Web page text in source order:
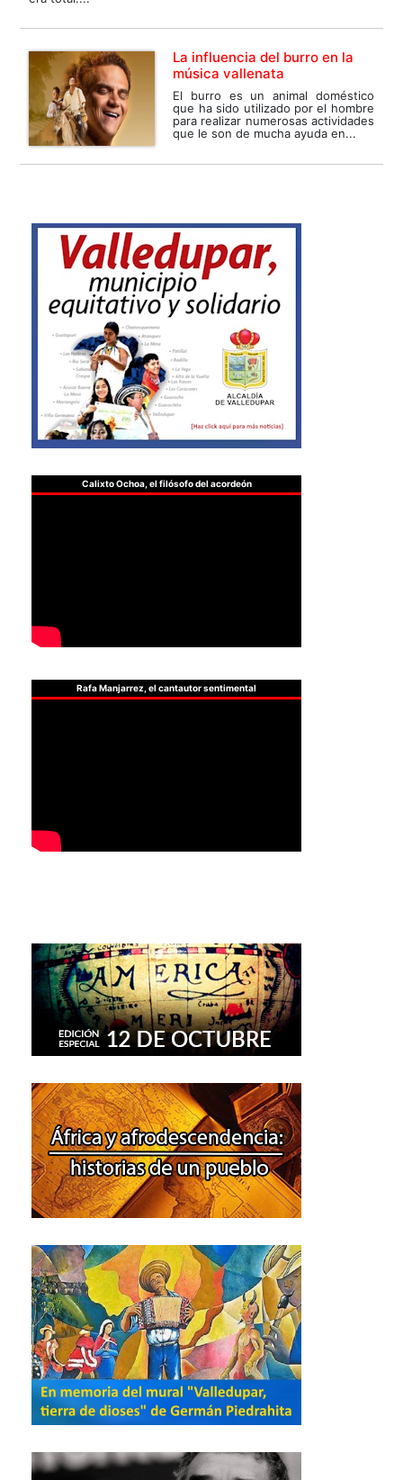
La influencia del burro en la
música vallenata
El burro es un animal doméstico
que ha sido utilizado por el hombre
para realizar numerosas actividades
que le son de mucha ayuda en...
Calixto Ochoa, el filósofo del acordeón
Rafa Manjarrez, el cantautor sentimental